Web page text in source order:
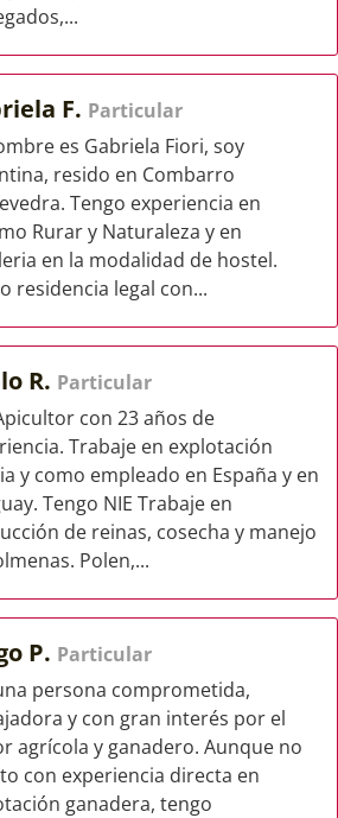
F. Particular
es Gabriela Fiori, soy
resido en Combarro
Tengo experiencia en
Rurar y Naturaleza y en
en la modalidad de hostel.
residencia legal con...
R. Particular
con 23 años de
Trabaje en explotación
y como empleado en España y en
Tengo NIE Trabaje en
de reinas, cosecha y manejo
Polen,...
P. Particular
persona comprometida,
y con gran interés por el
agrícola y ganadero. Aunque no
con experiencia directa en
ganadera, tengo